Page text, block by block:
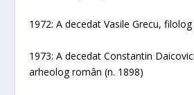
1972: A decedat Vasile Grecu,
1973: A decedat Constantin
arheolog român (n. 1898)